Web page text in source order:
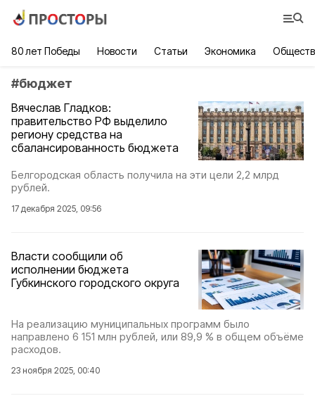
80 лет Победы Новости Статьи Экономика
#бюджет
Вячеслав Гладков:
правительство РФ выделило
региону средства на
сбалансированность бюджета
Белгородская область получила на эти цели 2,2 млрд
рублей.
17 декабря 2025, 09:56
Власти сообщили об
исполнении бюджета
Губкинского городского округа
На реализацию муниципальных программ было
направлено 6 151 млн рублей, или 89,9 % в общем объёме
расходов.
23 ноября 2025, 00:40